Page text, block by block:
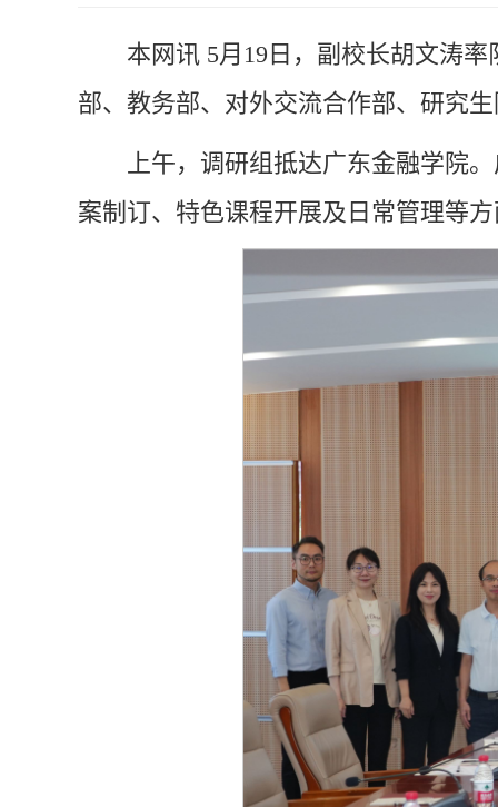
本网讯 5月19日，副校长胡文涛
部、教务部、对外交流合作部、研究
上午，调研组抵达广东金融学院
案制订、特色课程开展及日常管理等